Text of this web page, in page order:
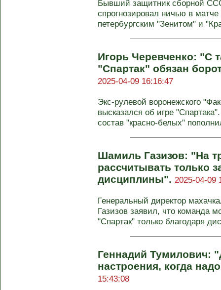
Бывший защитник сборной
спрогнозировал ничью в
петербургским "Зенитом" и
Игорь Черевченко: "С
"Спартак" обязан
2025-04-09 16:16:47
Экс-рулевой воронежского
высказался об игре
состав "красно-белых"
Шамиль Газизов: "На
рассчитывать только
дисциплины". 2025-04-09
Генеральный директор
Газизов заявил, что команда
"Спартак" только благодаря
Геннадий Тумилович:
настроения, когда
15:43:08